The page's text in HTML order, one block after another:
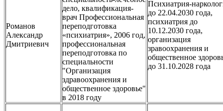
Романов
Александр
Дмитриевич
дело, квалификация-
врач Профессиональная
переподготовка
«психиатрия», 2006 год,
профессиональная
переподготовка по
специальности
"Организация
здравоохранения и
общественное здоровье"
в 2018 году
Психиатрия-
до 22.04.2030 года,
психиатрия до
10.12.2030 года,
организация
зравоохранения и
общественное
до 31.10.2028 года